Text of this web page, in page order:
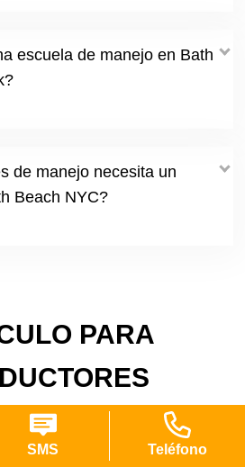
SMS Teléfono
escuela de manejo en Bath
de manejo necesita un
Beach NYC?
PARA